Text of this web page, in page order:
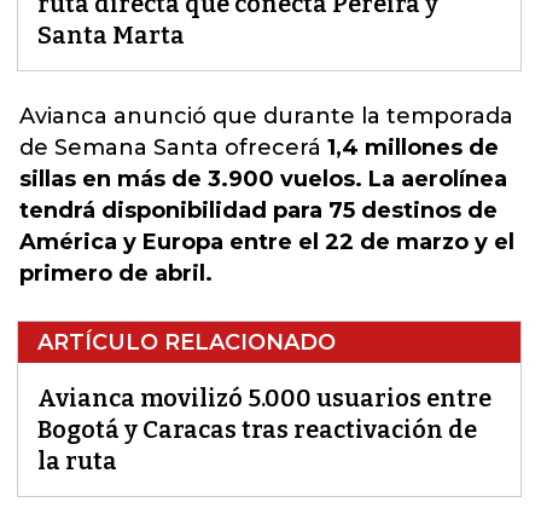
Santa Marta
Avianca anunció que durante la temporada
de Semana Santa ofrecerá 1,4 millones de
sillas en más de 3.900 vuelos. La aerolínea
tendrá disponibilidad para 75 destinos de
América y Europa entre el 22 de marzo y el
primero de abril.
ARTÍCULO RELACIONADO
Avianca movilizó 5.000 usuarios entre
Bogotá y Caracas tras reactivación de
la ruta